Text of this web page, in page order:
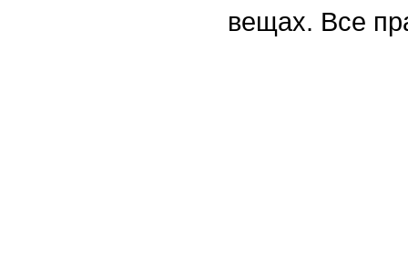
вещах. Все